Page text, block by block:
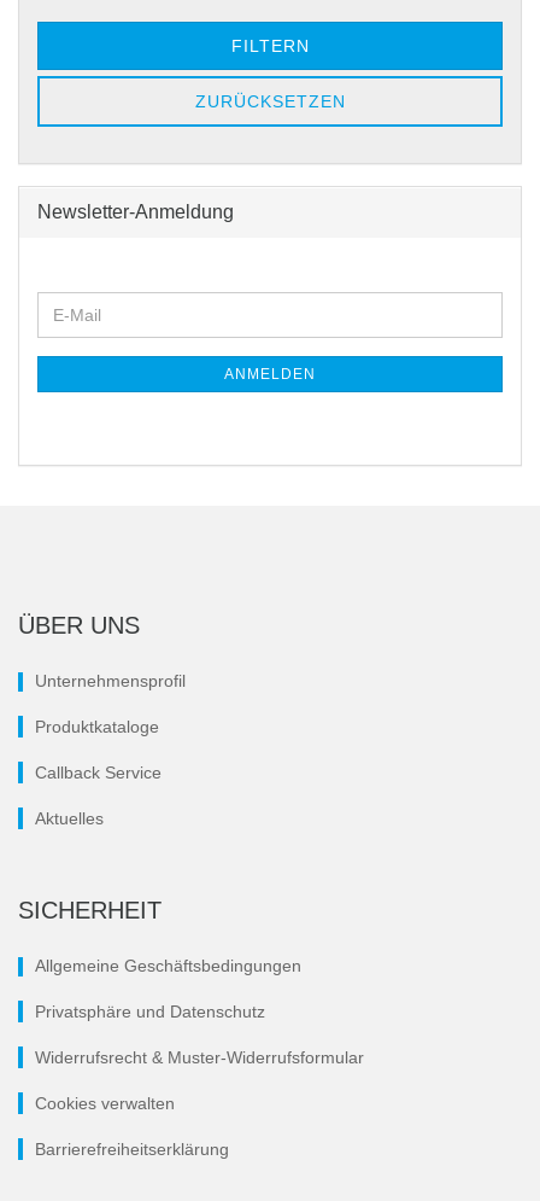
FILTERN
ZURÜCKSETZEN
Newsletter-Anmeldung
ZUR
E-
Mail
ANMELDEN
ÜBER UNS
Unternehmensprofil
Produktkataloge
Callback Service
Aktuelles
SICHERHEIT
Allgemeine Geschäftsbedingungen
Privatsphäre und Datenschutz
Widerrufsrecht & Muster-Widerrufsformular
Cookies verwalten
Barrierefreiheitserklärung